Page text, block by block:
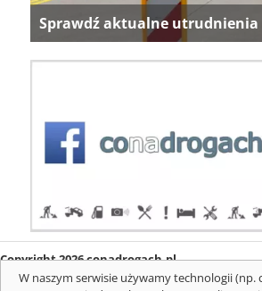
Sprawdź aktualne utrudnienia
Copyright 2026 conadrogach.pl
O firmie
Redakcja Regulamin
W naszym serwisie używamy technologii (np.